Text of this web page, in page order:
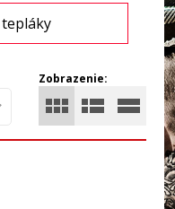
Zobrazenie: